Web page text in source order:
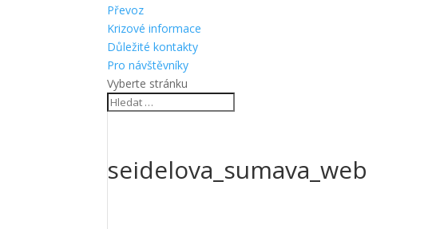
Převoz
Krizové informace
Důležité kontakty
Pro návštěvníky
Vyberte stránku
seidelova_sumava_web